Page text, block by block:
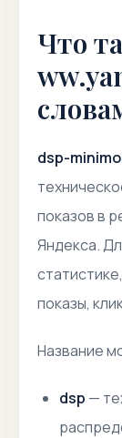
Что
dsp-
показов в
Яндекса.
показы,
Название
dsp —